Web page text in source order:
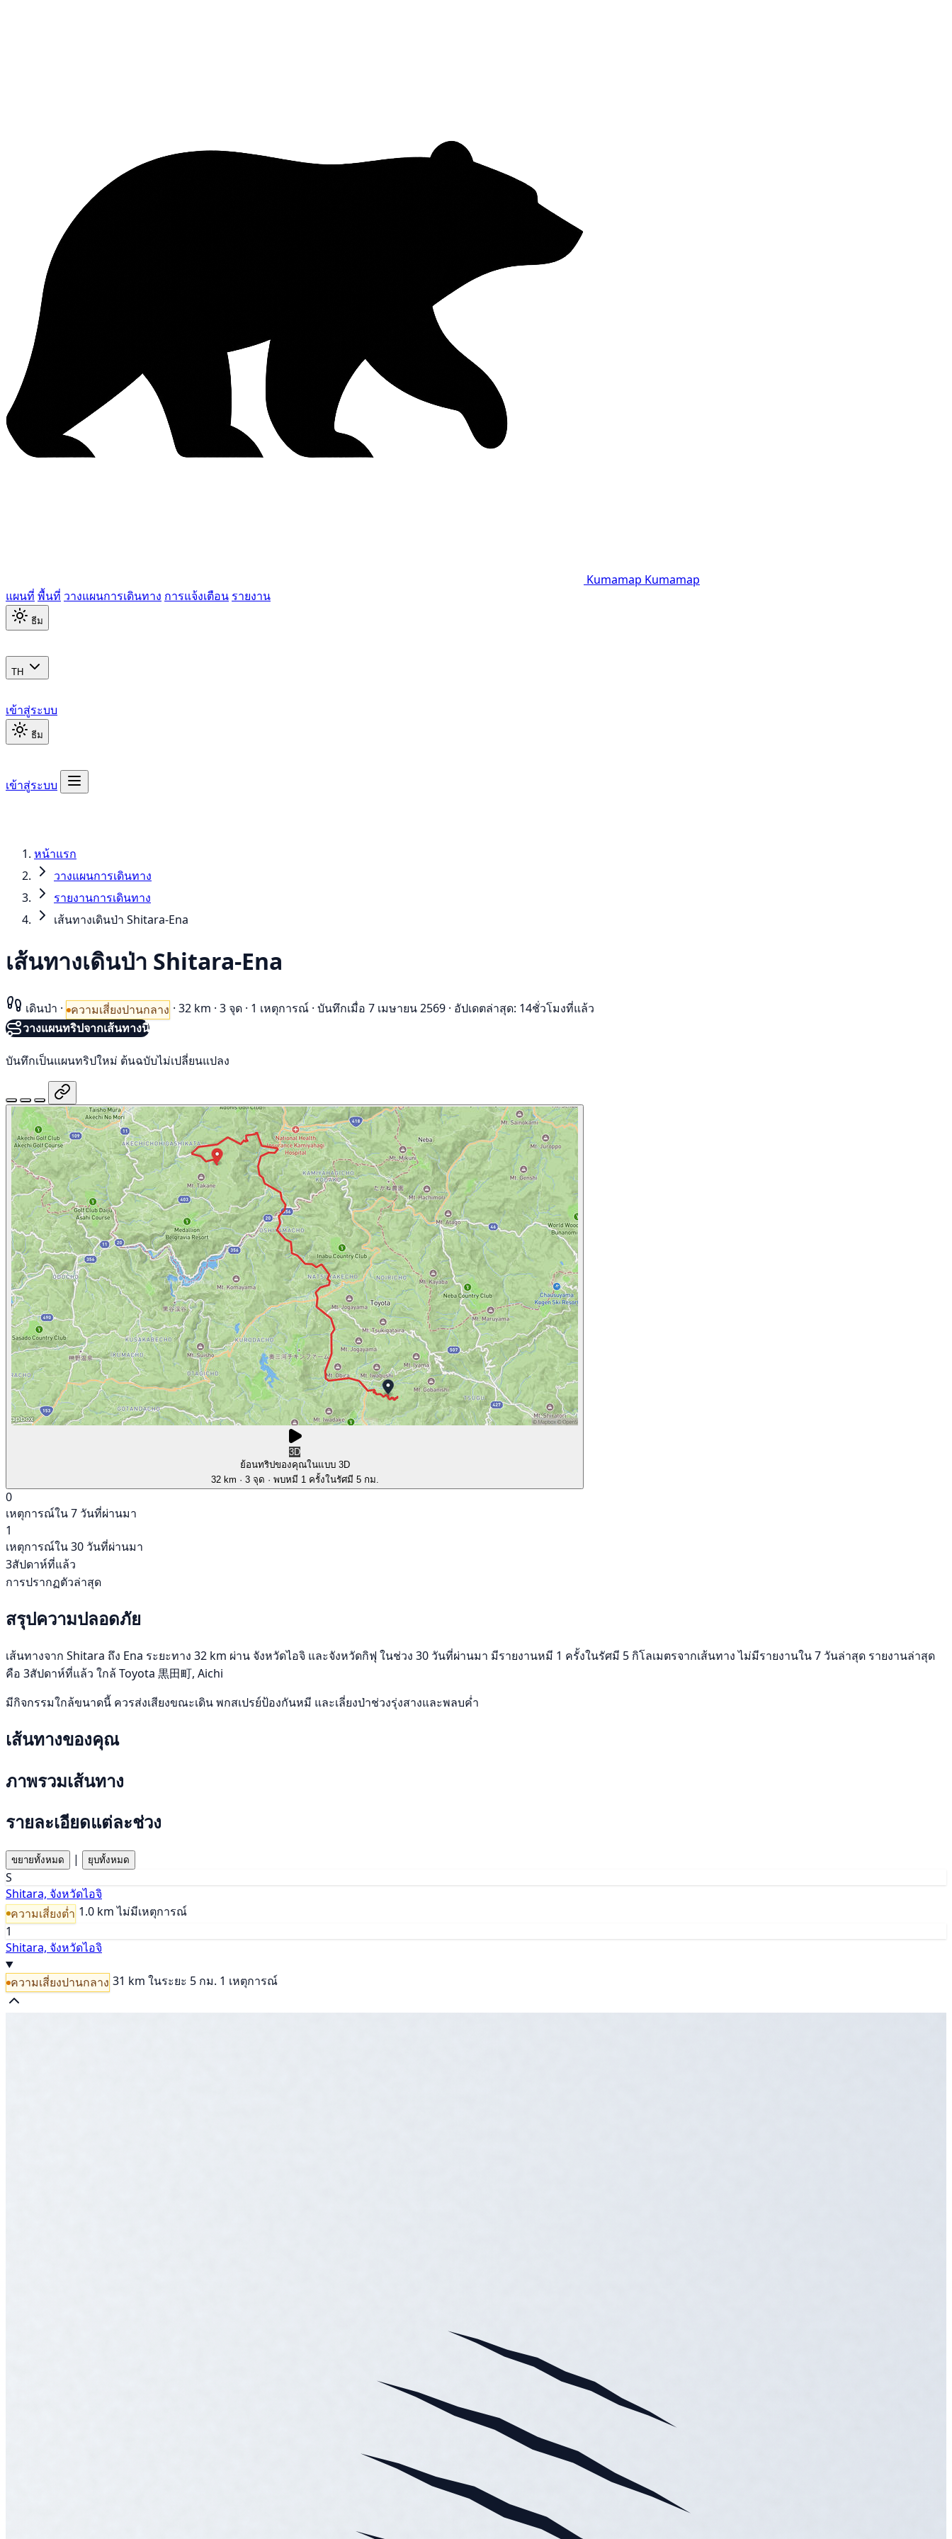
Kumamap Kumamap
แผนที่ พื้นที่ วางแผนการเดินทาง การแจ้งเตือน รายงาน
ธีม
TH
เข้าสู่ระบบ
ธีม
เข้าสู่ระบบ
หน้าแรก
วางแผนการเดินทาง
รายงานการเดินทาง
เส้นทางเดินป่า Shitara-Ena
เส้นทางเดินป่า Shitara-Ena
เดินป่า · ความเสี่ยงปานกลาง · 32 km · 3 จุด · 1 เหตุการณ์ · บันทึกเมื่อ 7 เมษายน 2569 · อัปเดตล่าสุด: 14ชั่วโมงที่แล้ว
วางแผนทริปจากเส้นทางนี้
บันทึกเป็นแผนทริปใหม่ ต้นฉบับไม่เปลี่ยนแปลง
3D
ย้อนทริปของคุณในแบบ 3D
32 km · 3 จุด · พบหมี 1 ครั้งในรัศมี 5 กม.
0
เหตุการณ์ใน 7 วันที่ผ่านมา
1
เหตุการณ์ใน 30 วันที่ผ่านมา
3สัปดาห์ที่แล้ว
การปรากฏตัวล่าสุด
สรุปความปลอดภัย
เส้นทางจาก Shitara ถึง Ena ระยะทาง 32 km ผ่าน จังหวัดไอจิ และจังหวัดกิฟุ ในช่วง 30 วันที่ผ่านมา มีรายงานหมี 1 ครั้งในรัศมี 5 กิโลเมตรจากเส้นทาง ไม่มีรายงานใน 7 วันล่าสุด รายงานล่าสุด
คือ 3สัปดาห์ที่แล้ว ใกล้ Toyota 黒田町, Aichi
มีกิจกรรมใกล้ขนาดนี้ ควรส่งเสียงขณะเดิน พกสเปรย์ป้องกันหมี และเลี่ยงป่าช่วงรุ่งสางและพลบค่ำ
เส้นทางของคุณ
ภาพรวมเส้นทาง
รายละเอียดแต่ละช่วง
ขยายทั้งหมด | ยุบทั้งหมด
S
Shitara, จังหวัดไอจิ
ความเสี่ยงต่ำ 1.0 km ไม่มีเหตุการณ์
1
Shitara, จังหวัดไอจิ
ความเสี่ยงปานกลาง 31 km ในระยะ 5 กม. 1 เหตุการณ์